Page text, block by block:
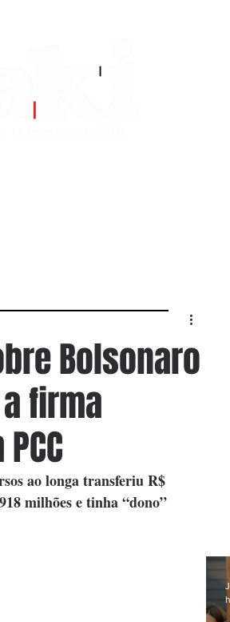
Bolsonaro
firma
ao longa transferiu R$
milhões e tinha “dono”